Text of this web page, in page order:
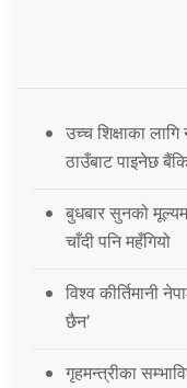
उच्च शिक्षाका
ठाउँबाट पाइनेछ
बुधबार सुनको
चाँदी पनि महँगियो
विश्व कीर्तिमानी
छैन’
गृहमन्त्रीका